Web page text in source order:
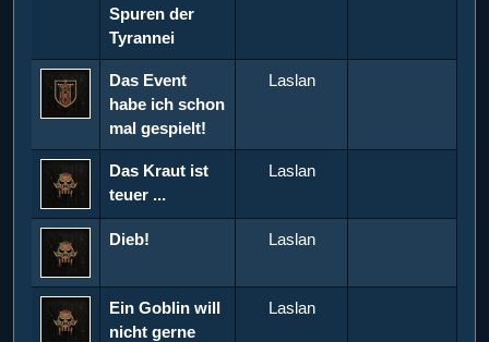
Spuren der
Tyrannei
Das Event
habe ich schon
mal gespielt!
Laslan
Das Kraut ist
teuer ...
Laslan
Dieb! Laslan
Ein Goblin will
nicht gerne
Laslan